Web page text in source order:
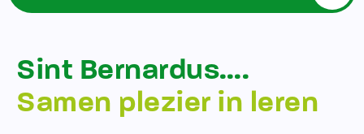
Sint Bernardus….
Samen plezier in leren